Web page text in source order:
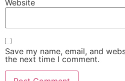
Website
Save my name, email, and
the next time I comment.